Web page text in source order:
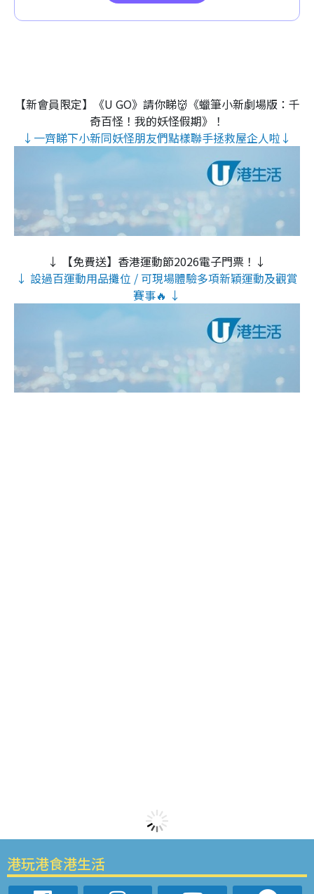
【新會員限定】《U GO》請你睇👹《蠟筆小新劇場版：千
奇百怪！我的妖怪假期》！
↓一齊睇下小新同妖怪朋友們點樣聯手拯救屋企人啦↓
↓ 【免費送】香港運動節2026電子門票！↓
↓ 設過百運動用品攤位 / 可現場體驗多項新穎運動及觀賞
賽事🔥 ↓
港玩港食港生活